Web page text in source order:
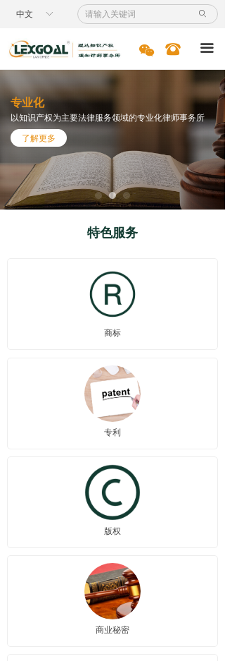
ꄙ
ꀅ
中文
专业化
以知识产权为主要法律服务领域的专业化律师事务所
了解更多
끀
首页
服务领域
商标
国际业务
诉讼服务
案例节选
너 뀰
特色服务
商标
专利
版权
商业秘密